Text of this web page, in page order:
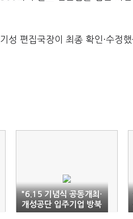
성 편집국장이 최종 확인·수정했
"6.15 기념식 공동개최·
개성공단 입주기업 방북
승인하라"